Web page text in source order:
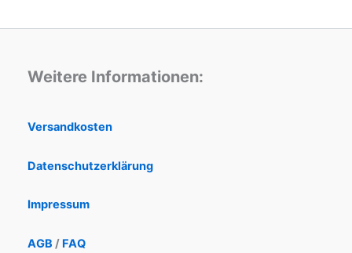
Weitere Informationen:
Versandkosten
Datenschutzerklärung
Impressum
AGB / FAQ